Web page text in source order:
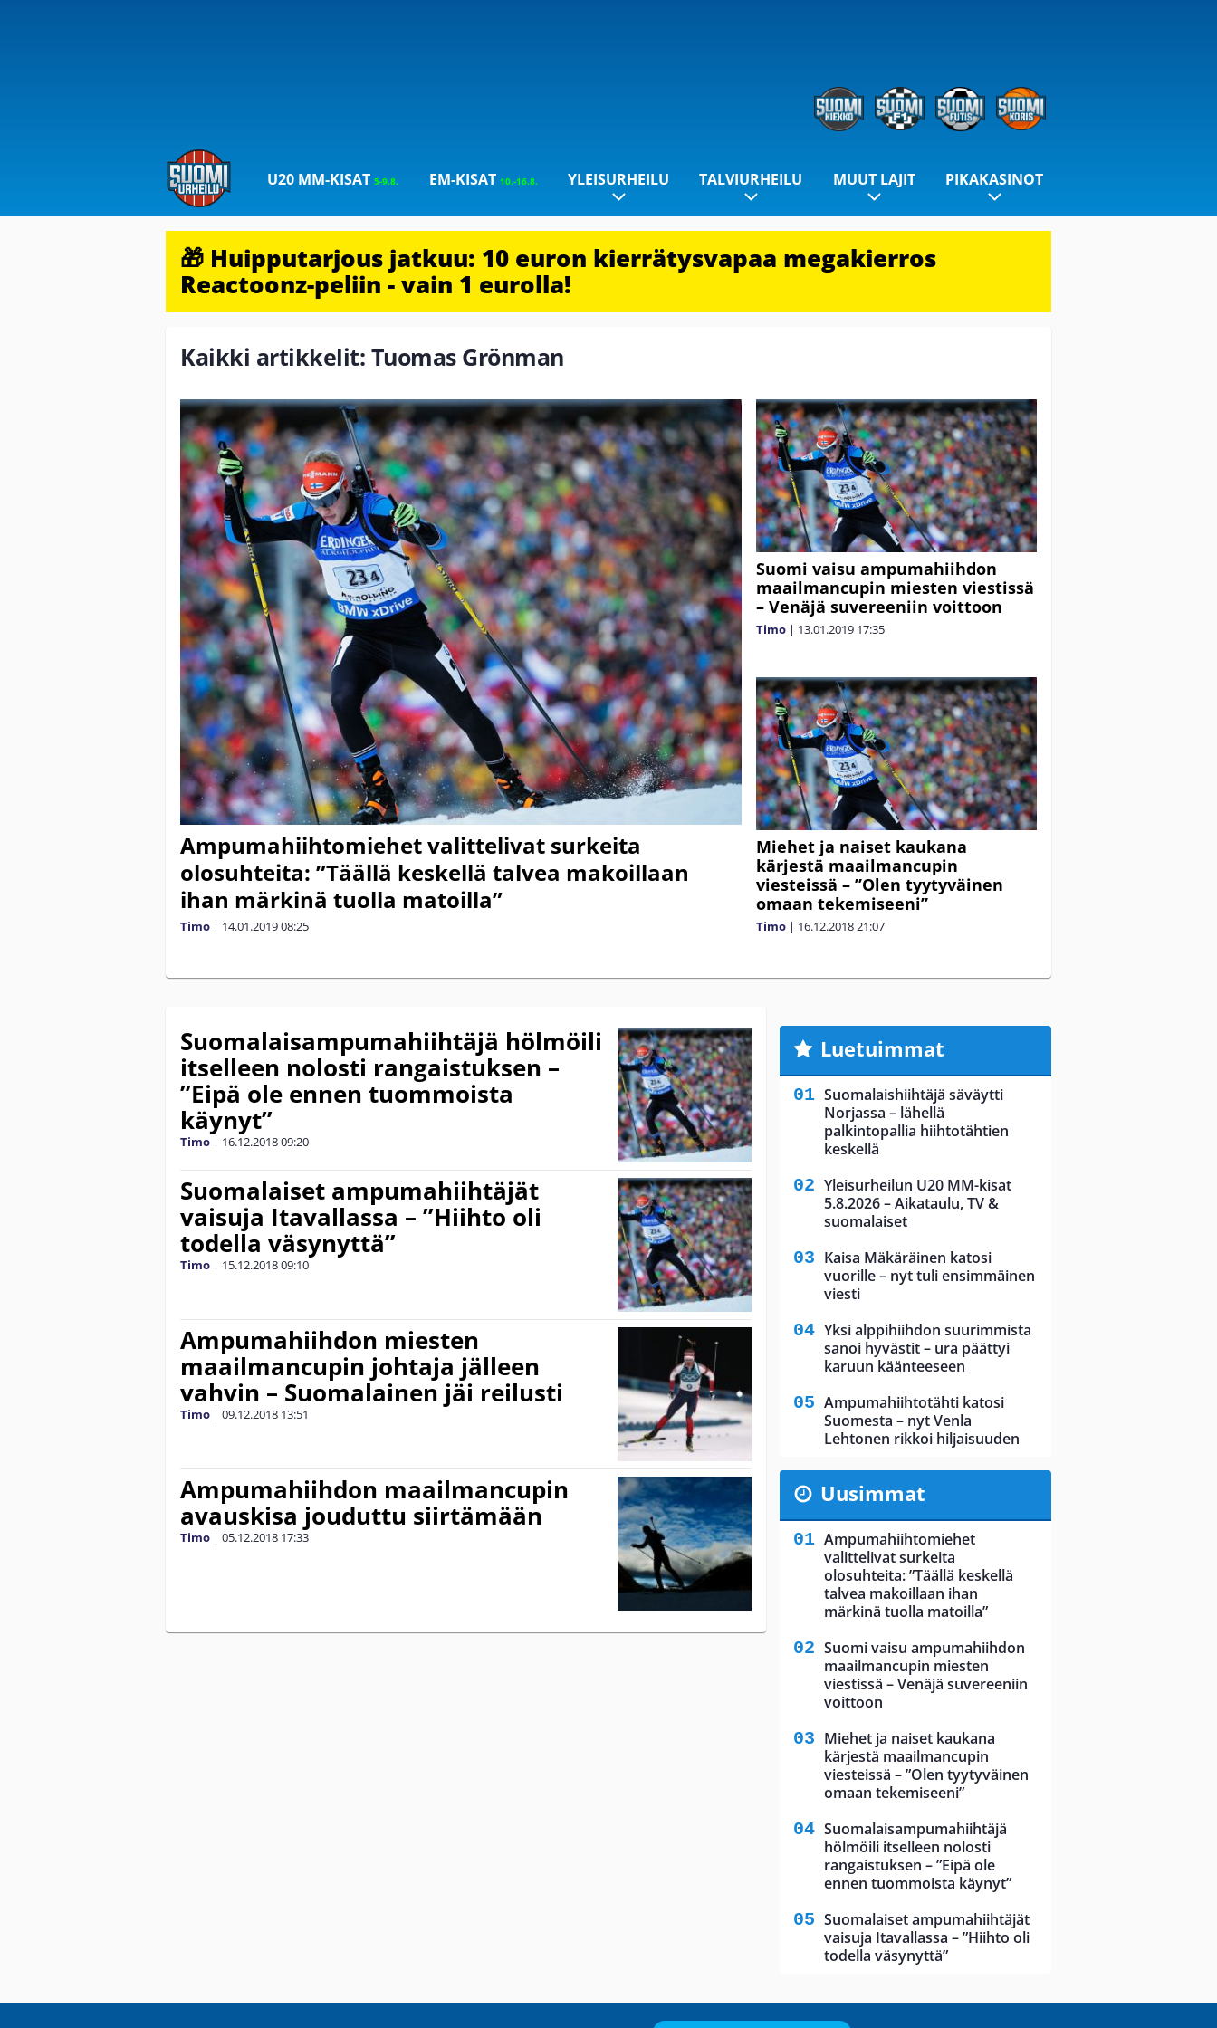
U20 MM-KISAT5-9.8. EM-KISAT 10.-16.8. YLEISURHEILU TALVIURHEILU MUUT LAJIT PIKAKASINOT
🎁 Huipputarjous jatkuu: 10 euron kierrätysvapaa megakierros
Reactoonz-peliin - vain 1 eurolla!
Kaikki artikkelit: Tuomas Grönman
Ampumahiihtomiehet valittelivat surkeita
olosuhteita: ”Täällä keskellä talvea makoillaan
ihan märkinä tuolla matoilla”
Timo | 14.01.201908:25
Suomi vaisu ampumahiihdon
maailmancupin miesten viestissä
– Venäjä suvereeniin voittoon
Timo | 13.01.2019 17:35
Miehet ja naiset kaukana
kärjestä maailmancupin
viesteissä – ”Olen tyytyväinen
omaan tekemiseeni”
Timo | 16.12.201821:07
Suomalaisampumahiihtäjä hölmöili
itselleen nolosti rangaistuksen –
”Eipä ole ennen tuommoista
käynyt”
Timo | 16.12.201809:20
Suomalaiset ampumahiihtäjät
vaisuja Itavallassa – ”Hiihto oli
todella väsynyttä”
Timo | 15.12.201809:10
Ampumahiihdon miesten
maailmancupin johtaja jälleen
vahvin – Suomalainen jäi reilusti
Timo | 09.12.2018 13:51
Ampumahiihdon maailmancupin
avauskisa jouduttu siirtämään
Timo | 05.12.2018 17:33
Luetuimmat
Suomalaishiihtäjä säväytti
Norjassa – lähellä
palkintopallia hiihtotähtien
keskellä
Yleisurheilun U20 MM-kisat
5.8.2026 – Aikataulu, TV &
suomalaiset
Kaisa Mäkäräinen katosi
vuorille – nyt tuli ensimmäinen
viesti
Yksi alppihiihdon suurimmista
sanoi hyvästit – ura päättyi
karuun käänteeseen
Ampumahiihtotähti katosi
Suomesta – nyt Venla
Lehtonen rikkoi hiljaisuuden
Uusimmat
Ampumahiihtomiehet
valittelivat surkeita
olosuhteita: ”Täällä keskellä
talvea makoillaan ihan
märkinä tuolla matoilla”
Suomi vaisu ampumahiihdon
maailmancupin miesten
viestissä – Venäjä suvereeniin
voittoon
Miehet ja naiset kaukana
kärjestä maailmancupin
viesteissä – ”Olen tyytyväinen
omaan tekemiseeni”
Suomalaisampumahiihtäjä
hölmöili itselleen nolosti
rangaistuksen – ”Eipä ole
ennen tuommoista käynyt”
Suomalaiset ampumahiihtäjät
vaisuja Itavallassa – ”Hiihto oli
todella väsynyttä”